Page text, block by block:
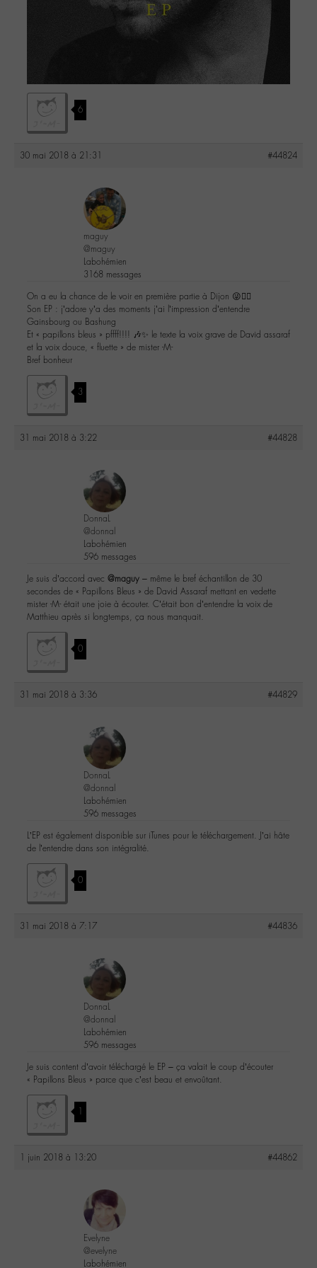
6
30 mai 2018 à 21:31 #44824
maguy
@maguy
Labohémien
3168 messages
On a eu la chance de le voir en première partie à Dijon 😜👌🏼
Son EP : j’adore y’a des moments j’ai l’impression d’entendre
Gainsbourg ou Bashung
Et « papillons bleus » pffff!!!! 🎶✨ le texte la voix grave de David assaraf
et la voix douce, « fluette » de mister -M-
Bref bonheur
3
31 mai 2018 à 3:22 #44828
DonnaL
@donnal
Labohémien
596 messages
Je suis d’accord avec @maguy – même le bref échantillon de 30
secondes de « Papillons Bleus » de David Assaraf mettant en vedette
mister -M- était une joie à écouter. C’était bon d’entendre la voix de
Matthieu après si longtemps, ça nous manquait.
0
31 mai 2018 à 3:36 #44829
DonnaL
@donnal
Labohémien
596 messages
L’EP est également disponible sur iTunes pour le téléchargement. J’ai hâte
de l’entendre dans son intégralité.
0
31 mai 2018 à 7:17 #44836
DonnaL
@donnal
Labohémien
596 messages
Je suis content d’avoir téléchargé le EP – ça valait le coup d’écouter
« Papillons Bleus » parce que c’est beau et envoûtant.
1
1 juin 2018 à 13:20 #44862
Evelyne
@evelyne
Labohémien